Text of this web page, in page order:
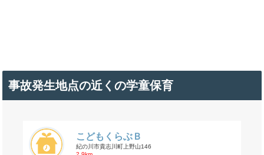
事故発生地点の近くの学童保育
こどもくらぶＢ
紀の川市貴志川町上野山146